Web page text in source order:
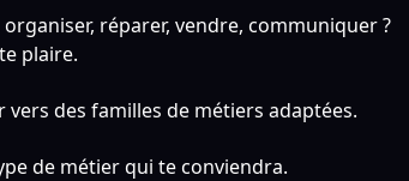
réparer, vendre, communiquer ?
plaire.
vers des familles de métiers adaptées.
de métier qui te conviendra.